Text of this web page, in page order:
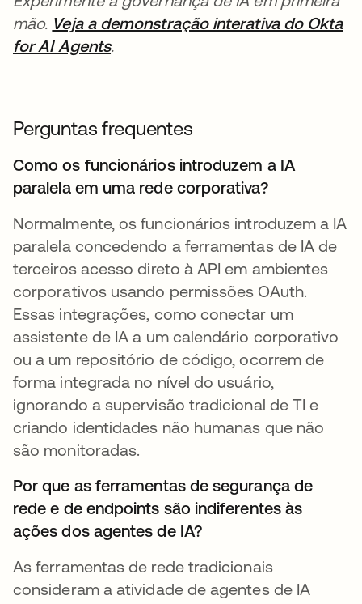
mão. Veja a demonstração interativa do Okta
for AI Agents.
Perguntas frequentes
Como os funcionários introduzem a IA
paralela em uma rede corporativa?
Normalmente, os funcionários introduzem a IA
paralela concedendo a ferramentas de IA de
terceiros acesso direto à API em ambientes
corporativos usando permissões OAuth.
Essas integrações, como conectar um
assistente de IA a um calendário corporativo
ou a um repositório de código, ocorrem de
forma integrada no nível do usuário,
ignorando a supervisão tradicional de TI e
criando identidades não humanas que não
são monitoradas.
Por que as ferramentas de segurança de
rede e de endpoints são indiferentes às
ações dos agentes de IA?
As ferramentas de rede tradicionais
consideram a atividade de agentes de IA